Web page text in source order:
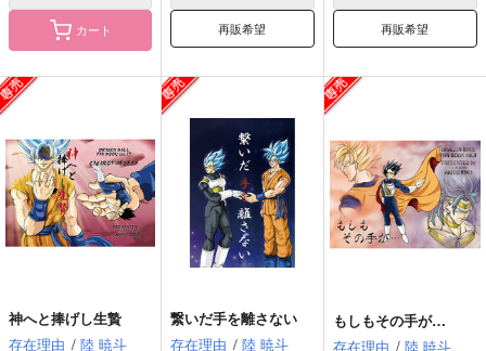
カート 再販希望 再販希望
神へと捧げし生贄
存在理由 / 陸 暁斗
繋いだ手を離さない
存在理由 / 陸 暁斗
もしもその手が…
存在理由 / 陸 暁斗